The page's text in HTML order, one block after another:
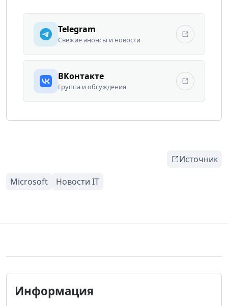
Telegram
Свежие анонсы и новости
ВКонтакте
Группа и обсуждения
Источник
Информация